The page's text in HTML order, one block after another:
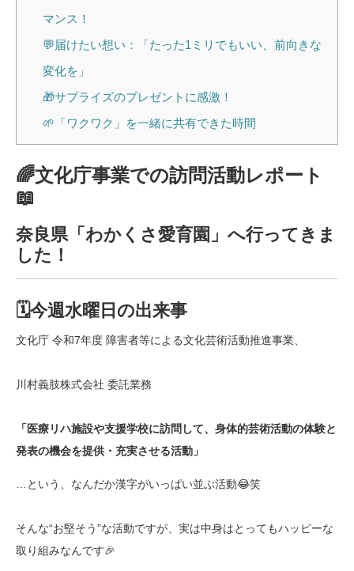
マンス！
💬届けたい想い：「たった1ミリでもいい、前向きな
変化を」
🎁サプライズのプレゼントに感激！
🌱「ワクワク」を一緒に共有できた時間
🌈文化庁事業での訪問活動レポート
📖
奈良県「わかくさ愛育園」へ行ってきま
した！
🗓️今週水曜日の出来事
文化庁 令和7年度 障害者等による文化芸術活動推進事業、
川村義肢株式会社 委託業務
「医療リハ施設や支援学校に訪問して、身体的芸術活動の体験と
発表の機会を提供・充実させる活動」
…という、なんだか漢字がいっぱい並ぶ活動😂笑
そんな“お堅そう”な活動ですが、実は中身はとってもハッピーな
取り組みなんです🎉